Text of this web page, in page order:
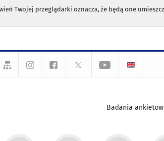
Twojej przeglądarki oznacza, że będą one
Badania